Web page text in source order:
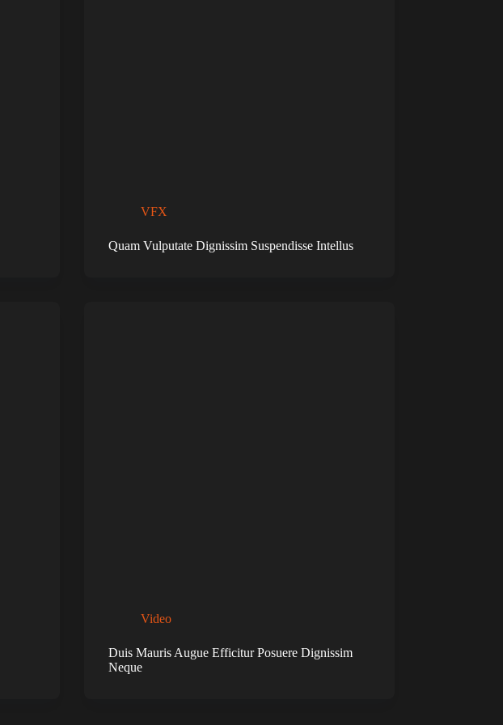
VFX
Quam Vulputate Dignissim Suspendisse Intellus
Video
Duis Mauris Augue Efficitur Posuere Dignissim
Neque